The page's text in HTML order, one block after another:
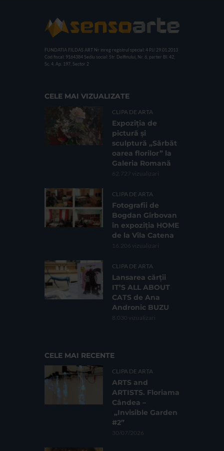
FUNDATIA FILDAS ART Nr inreg registrul special: 4 PJ/ 29.01.2013
Cod fiscal: 9164384 Sediu social: Str. Delfinului, Nr. 6, parter Bl. 42,
Sc. 4, Ap. 197, Sector 2
CELE MAI VIZUALIZATE
CLIPA DE ARTA
Expoziția de
pictură și
sculptură „Sărbăt
oarea florilor” la
Galeria Romană
62.727 vizualizari
CLIPA DE ARTA
Fotografii de
Bogdan Gîrbovan
în expoziția HOME
de la Vila Catena
16.206 vizualizari
CLIPA DE ARTA
Lansarea cărții
IT’S ALL ABOUT
CATS de Ana
Andronic BUZU
8.030 vizualizari
CELE MAI RECENTE
CLIPA DE ARTA
ARTS and
ARTISTS. Floriama
Cândea –
„Invisible Garden
#2”
30/07/2026